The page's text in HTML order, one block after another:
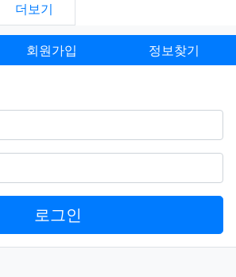
더보기
회원가입 정보찾기
로그인